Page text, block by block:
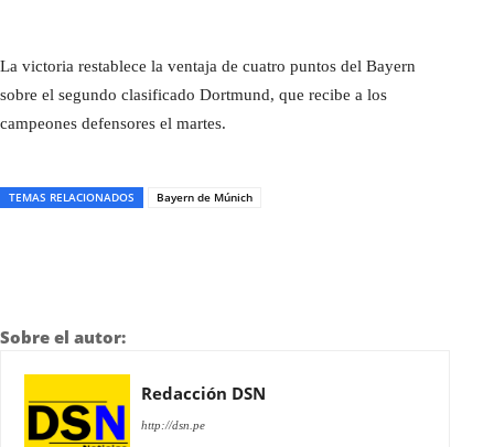
La victoria restablece la ventaja de cuatro puntos del Bayern
sobre el segundo clasificado Dortmund, que recibe a los
campeones defensores el martes.
TEMAS RELACIONADOS Bayern de Múnich
Sobre el autor:
Redacción DSN
http://dsn.pe